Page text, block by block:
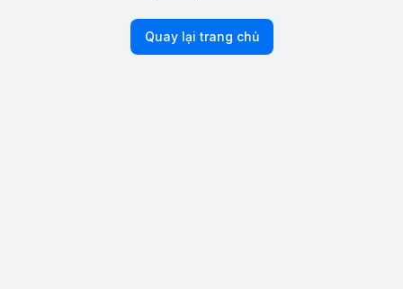
Quay lại trang chủ